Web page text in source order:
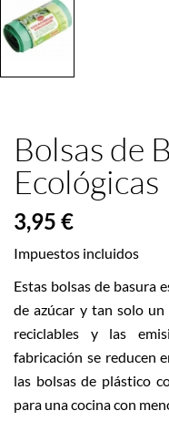
Bolsas de
Ecológicas
3,95 €
Impuestos incluidos
Estas bolsas de basura
de azúcar y tan solo un
reciclables y las
fabricación se reducen
las bolsas de plástico
para una cocina con